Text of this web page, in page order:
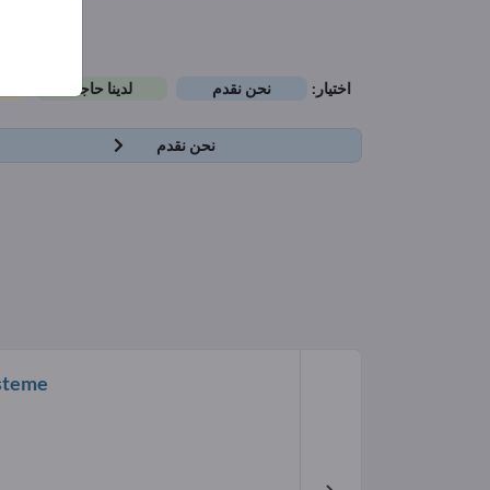
اختيار: نحن نقدم لدينا حاجة
نحن نقدم